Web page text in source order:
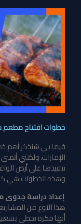
خطوات افتتاح مطعم
فيما يلي سَنذكر
الإمارات، ولكنني
تنفيذها على أرض
وهذه الخطوات هي
إعداد دراسة
هذا النوع من
أنها فكرة تحظى